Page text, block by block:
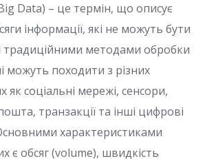
Data) – це термін, що описує
інформації, які не можуть бути
традиційними методами обробки
можуть походити з різних
як соціальні мережі, сенсори,
транзакції та інші цифрові
характеристиками
є обсяг (volume), швидкість